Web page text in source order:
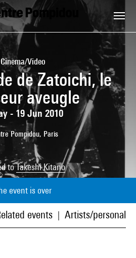
Cinema/Video
de Zatoichi, le
aveugle
- 19 Jun 2010
Pompidou, Paris
toTakeshi Kitano
event is over
events Artists/